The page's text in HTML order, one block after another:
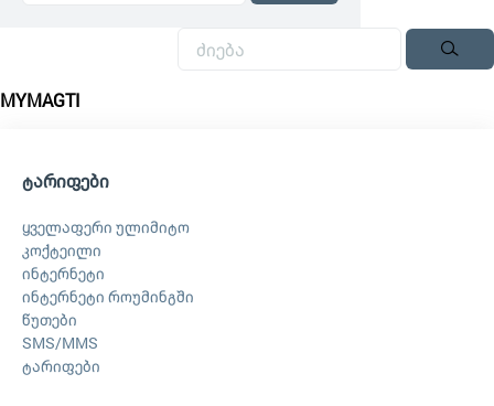
MYMAGTI
ტარიფები
ყველაფერი ულიმიტო
კოქტეილი
ინტერნეტი
ინტერნეტი როუმინგში
წუთები
SMS/MMS
ტარიფები